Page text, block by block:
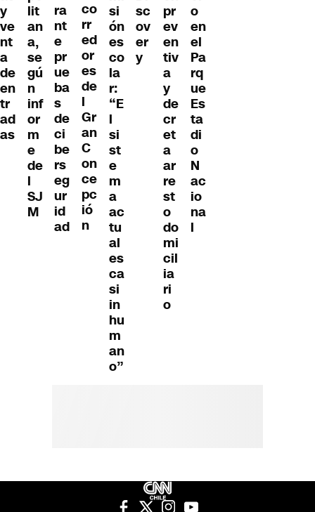
y
ve
nt
a
de
en
tr
ad
as
lit
an
a,
se
gú
n
inf
or
m
e
de
l
SJ
M
ra
nt
e
pr
ue
ba
s
de
ci
be
rs
eg
ur
id
ad
co
rr
ed
or
es
de
l
Gr
an
C
on
ce
pc
ió
n
si
ón
es
co
la
r:
“E
l
si
st
e
m
a
ac
tu
al
es
ca
si
in
hu
m
an
o”
sc
ov
er
y
pr
ev
en
tiv
a
y
de
cr
et
a
ar
re
st
o
do
mi
cil
ia
ri
o
o
en
el
Pa
rq
ue
Es
ta
di
o
N
ac
io
na
l